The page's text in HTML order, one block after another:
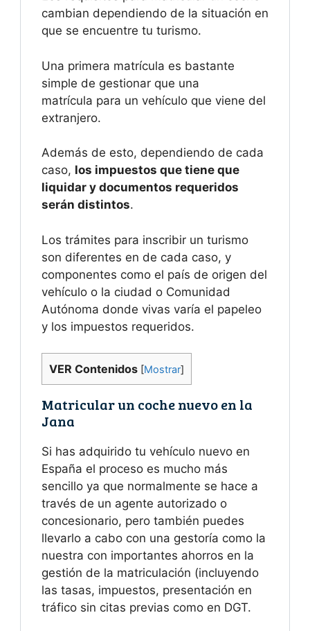
cambian dependiendo de la situación en
que se encuentre tu turismo.
Una primera matrícula es bastante
simple de gestionar que una
matrícula para un vehículo que viene del
extranjero.
Además de esto, dependiendo de cada
caso, los impuestos que tiene que
liquidar y documentos requeridos
serán distintos.
Los trámites para inscribir un turismo
son diferentes en de cada caso, y
componentes como el país de origen del
vehículo o la ciudad o Comunidad
Autónoma donde vivas varía el papeleo
y los impuestos requeridos.
VER Contenidos [Mostrar]
Matricular un coche nuevo en la
Jana
Si has adquirido tu vehículo nuevo en
España el proceso es mucho más
sencillo ya que normalmente se hace a
través de un agente autorizado o
concesionario, pero también puedes
llevarlo a cabo con una gestoría como la
nuestra con importantes ahorros en la
gestión de la matriculación (incluyendo
las tasas, impuestos, presentación en
tráfico sin citas previas como en DGT.